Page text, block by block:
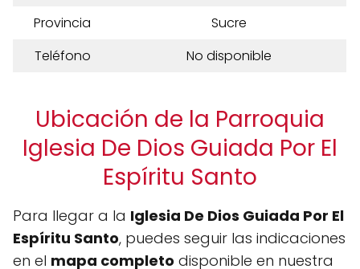
Provincia
Sucre
Teléfono
No disponible
Ubicación de la Parroquia
Iglesia De Dios Guiada Por El
Espíritu Santo
Para llegar a la Iglesia De Dios Guiada Por El
Espíritu Santo, puedes seguir las indicaciones
en el mapa completo disponible en nuestra